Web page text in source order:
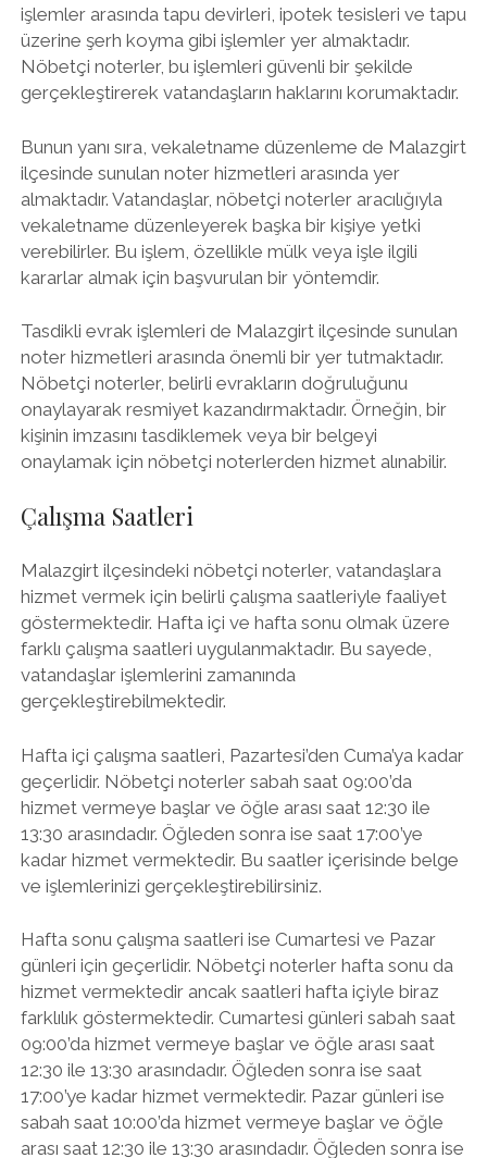
işlemler arasında tapu devirleri, ipotek tesisleri ve tapu
üzerine şerh koyma gibi işlemler yer almaktadır.
Nöbetçi noterler, bu işlemleri güvenli bir şekilde
gerçekleştirerek vatandaşların haklarını korumaktadır.
Bunun yanı sıra, vekaletname düzenleme de Malazgirt
ilçesinde sunulan noter hizmetleri arasında yer
almaktadır. Vatandaşlar, nöbetçi noterler aracılığıyla
vekaletname düzenleyerek başka bir kişiye yetki
verebilirler. Bu işlem, özellikle mülk veya işle ilgili
kararlar almak için başvurulan bir yöntemdir.
Tasdikli evrak işlemleri de Malazgirt ilçesinde sunulan
noter hizmetleri arasında önemli bir yer tutmaktadır.
Nöbetçi noterler, belirli evrakların doğruluğunu
onaylayarak resmiyet kazandırmaktadır. Örneğin, bir
kişinin imzasını tasdiklemek veya bir belgeyi
onaylamak için nöbetçi noterlerden hizmet alınabilir.
Çalışma Saatleri
Malazgirt ilçesindeki nöbetçi noterler, vatandaşlara
hizmet vermek için belirli çalışma saatleriyle faaliyet
göstermektedir. Hafta içi ve hafta sonu olmak üzere
farklı çalışma saatleri uygulanmaktadır. Bu sayede,
vatandaşlar işlemlerini zamanında
gerçekleştirebilmektedir.
Hafta içi çalışma saatleri, Pazartesi’den Cuma’ya kadar
geçerlidir. Nöbetçi noterler sabah saat 09:00’da
hizmet vermeye başlar ve öğle arası saat 12:30 ile
13:30 arasındadır. Öğleden sonra ise saat 17:00’ye
kadar hizmet vermektedir. Bu saatler içerisinde belge
ve işlemlerinizi gerçekleştirebilirsiniz.
Hafta sonu çalışma saatleri ise Cumartesi ve Pazar
günleri için geçerlidir. Nöbetçi noterler hafta sonu da
hizmet vermektedir ancak saatleri hafta içiyle biraz
farklılık göstermektedir. Cumartesi günleri sabah saat
09:00’da hizmet vermeye başlar ve öğle arası saat
12:30 ile 13:30 arasındadır. Öğleden sonra ise saat
17:00’ye kadar hizmet vermektedir. Pazar günleri ise
sabah saat 10:00’da hizmet vermeye başlar ve öğle
arası saat 12:30 ile 13:30 arasındadır. Öğleden sonra ise